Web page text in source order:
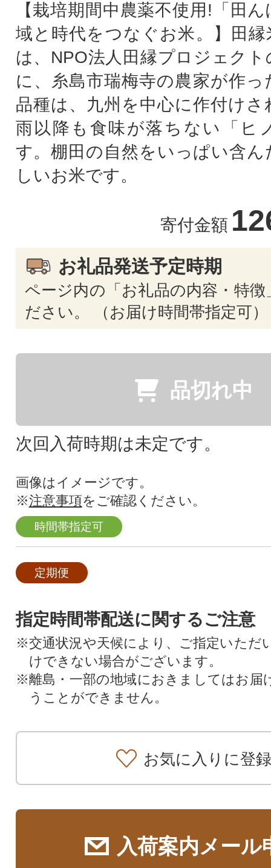
【栽培期間中農薬不使用!「田
域と時代をつなぐお米。】田縁
は、NPO法人田縁プロジェク
に、糸島市瑞梅寺の農家が作
品種は、九州を中心に作付けさ
雨以降も食味が落ちない「ヒ
す。棚田の自然をいっぱい含ん
しいお米です。
寄付金額
お礼品発送予定時期
ページ内の「お礼品の内容・特
ださい。 （お届け時間帯指定可）
品切れ中
次回入荷時期は未定です。
画像はイメージです。
※注意事項をご確認ください。
時間帯指定可
定期便
指定時間帯配送に関するご注意
※交通状況や天候により、ご指定いただ
けできない場合がございます。
※離島・一部の地域におきましてはお届
うことができません。
お気に入りに登録
入荷案内メール